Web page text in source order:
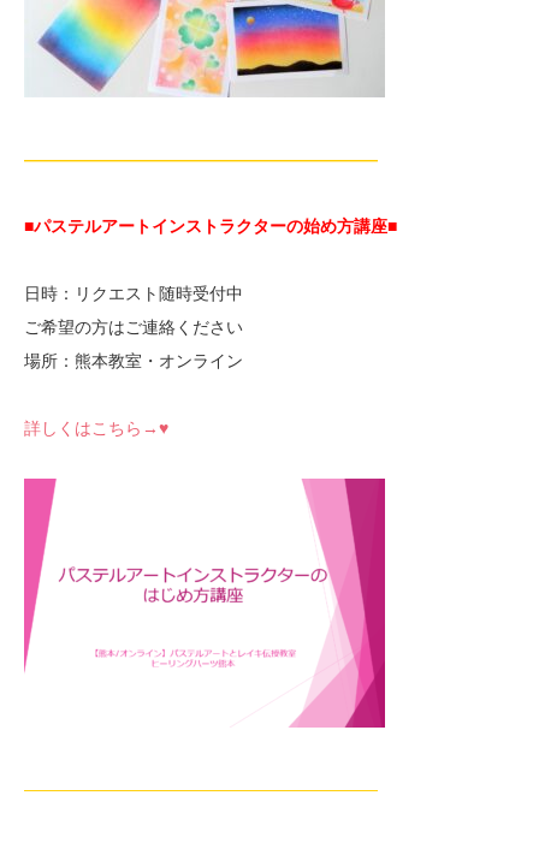
—————————————————————
■パステルアートインストラクターの始め方講座■
日時：リクエスト随時受付中
ご希望の方はご連絡ください
場所：熊本教室・オンライン
詳しくはこちら→♥
—————————————————————